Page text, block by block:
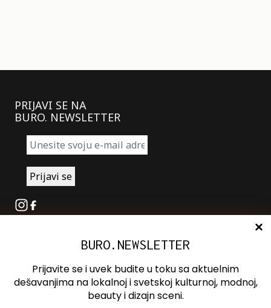
PRIJAVI SE NA
BURO. NEWSLETTER
Instagram
Facebook
Oglašavanje
Kontakt
BURO.NEWSLETTER
Prijavite se i uvek budite u toku sa aktuelnim
dešavanjima na lokalnoj i svetskoj kulturnoj, modnoj,
beauty i dizajn sceni.